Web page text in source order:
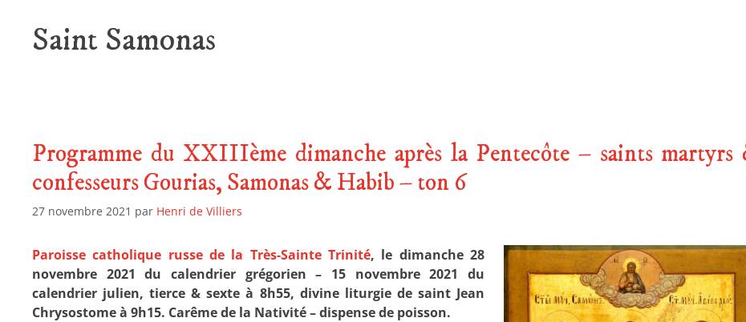
Saint Samonas
Programme du XXIIIème dimanche après la Pentecôte – saints martyrs
confesseurs Gourias, Samonas & Habib – ton 6
27 novembre 2021 par Henri de Villiers
Paroisse catholique russe de la Très-Sainte Trinité, le dimanche 28
novembre 2021 du calendrier grégorien – 15 novembre 2021 du
calendrier julien, tierce & sexte à 8h55, divine liturgie de saint Jean
Chrysostome à 9h15. Carême de la Nativité – dispense de poisson.